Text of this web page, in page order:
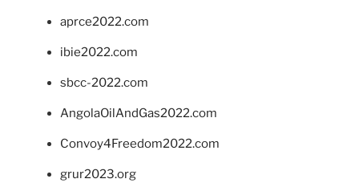
aprce2022.com
ibie2022.com
sbcc-2022.com
AngolaOilAndGas2022.com
Convoy4Freedom2022.com
grur2023.org